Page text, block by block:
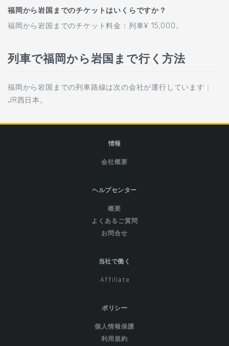
福岡から岩国までのチケットはいくらですか？
福岡から岩国までのチケット料金：列車¥ 15,000。
列車で福岡から岩国まで行く方法
福岡から岩国までの列車路線は次の会社が運行しています：
JR西日本。
情報
会社概要
ヘルプセンター
概要
よくあるご質問
お問合せ
当社で働く
Affiliate
ポリシー
個人情報保護
利用規約